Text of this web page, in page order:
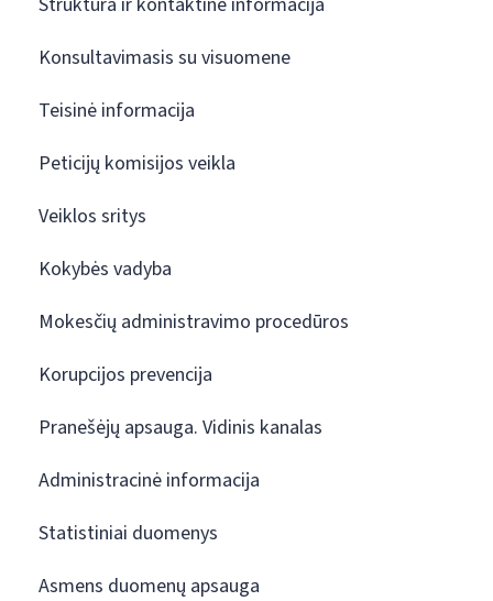
Konsultavimasis su visuomene
Teisinė informacija
Peticijų komisijos veikla
Veiklos sritys
Kokybės vadyba
Mokesčių administravimo procedūros
Korupcijos prevencija
Pranešėjų apsauga. Vidinis kanalas
Administracinė informacija
Statistiniai duomenys
Asmens duomenų apsauga